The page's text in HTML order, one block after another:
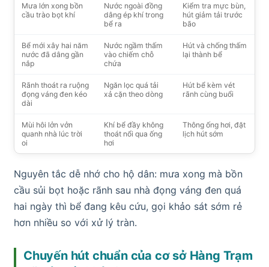
Mưa lớn xong bồn
cầu trào bọt khí
Nước ngoài đồng
dâng ép khí trong
bể ra
Kiểm tra mực bùn,
hút giảm tải trước
bão
Bể mới xây hai năm
nước đã dâng gần
nắp
Nước ngầm thấm
vào chiếm chỗ
chứa
Hút và chống thấm
lại thành bể
Rãnh thoát ra ruộng
đọng váng đen kéo
dài
Ngăn lọc quá tải
xả cặn theo dòng
Hút bể kèm vét
rãnh cùng buổi
Mùi hôi lởn vởn
quanh nhà lúc trời
oi
Khí bể đầy không
thoát nổi qua ống
hơi
Thông ống hơi, đặt
lịch hút sớm
Nguyên tắc dễ nhớ cho hộ dân: mưa xong mà bồn
cầu sủi bọt hoặc rãnh sau nhà đọng váng đen quá
hai ngày thì bể đang kêu cứu, gọi khảo sát sớm rẻ
hơn nhiều so với xử lý tràn.
Chuyến hút chuẩn của cơ sở Hàng Trạm